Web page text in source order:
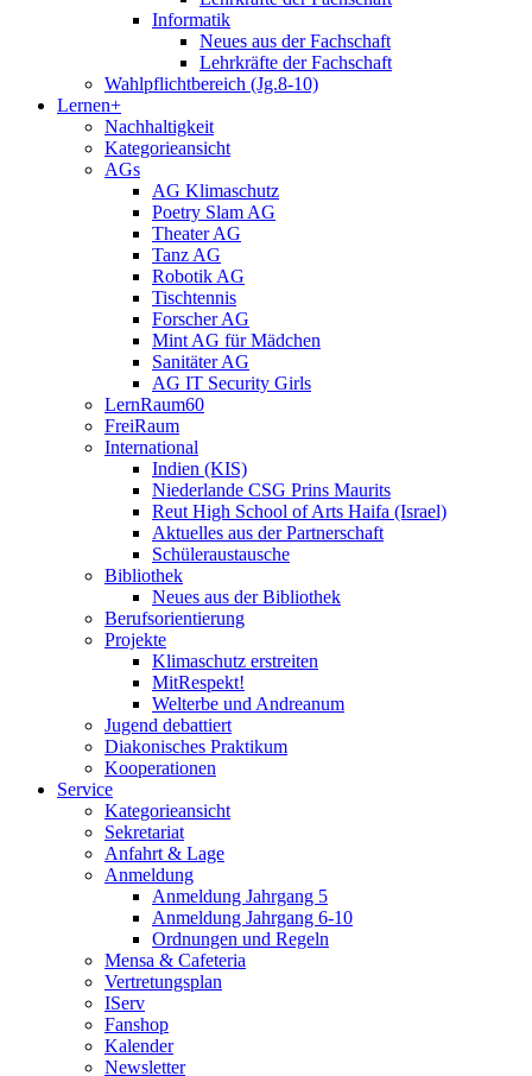
Informatik
Neues aus der Fachschaft
Lehrkräfte der Fachschaft
Wahlpflichtbereich (Jg.8-10)
Lernen+
Nachhaltigkeit
Kategorieansicht
AGs
AG Klimaschutz
Poetry Slam AG
Theater AG
Tanz AG
Robotik AG
Tischtennis
Forscher AG
Mint AG für Mädchen
Sanitäter AG
AG IT Security Girls
LernRaum60
FreiRaum
International
Indien (KIS)
Niederlande CSG Prins Maurits
Reut High School of Arts Haifa (Israel)
Aktuelles aus der Partnerschaft
Schüleraustausche
Bibliothek
Neues aus der Bibliothek
Berufsorientierung
Projekte
Klimaschutz erstreiten
MitRespekt!
Welterbe und Andreanum
Jugend debattiert
Diakonisches Praktikum
Kooperationen
Service
Kategorieansicht
Sekretariat
Anfahrt & Lage
Anmeldung
Anmeldung Jahrgang 5
Anmeldung Jahrgang 6-10
Ordnungen und Regeln
Mensa & Cafeteria
Vertretungsplan
IServ
Fanshop
Kalender
Newsletter